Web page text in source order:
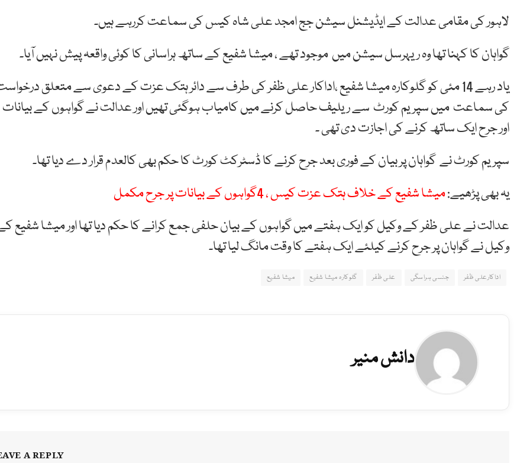
لاہور کی مقامی عدالت کے ایڈیشنل سیشن جج امجد علی شاہ کیس کی سماعت کررہے ہیں۔
گواہان کا کہنا تھا وہ ریہرسل سیشن میں موجود تھے ، میشا شفیع کے ساتھ ہراسانی کا کوئی واقعہ پیش نہیں آیا۔
یاد رہے 14 مئی کو گلوکارہ میشا شفیع ،اداکار علی ظفر کی طرف سے دائر ہتک عزت کے دعوی سے متعلق
کی سماعت میں سپریم کورٹ سے ریلیف حاصل کرنے میں کامیاب ہوگئی تھیں اور عدالت نے گواہوں کے بیانات
اور جرح ایک ساتھ کرنے کی اجازت دی تھی ۔
سپریم کورٹ نے گواہان پر بیان کے فوری بعد جرح کرنے کا ڈسٹرکٹ کورٹ کا حکم بھی کالعدم قرار دے دیا تھا۔
یہ بھی پڑھیے:میشا شفیع کے خلاف ہتک عزت کیس ، 4گواہوں کے بیانات پر جرح مکمل
عدالت نے علی ظفر کے وکیل کو ایک ہفتے میں گواہوں کے بیان حلفی جمع کرانے کا حکم دیا تھا اور میشا شفیع
وکیل نے گواہان پر جرح کرنے کیلئے ایک ہفتے کا وقت مانگ لیا تھا۔
اداکارعلی ظفر جنسی ہراسگی علی ظفر گلوکارہ میشا شفیع میشا شفیع
دانش منیر
A REPLY